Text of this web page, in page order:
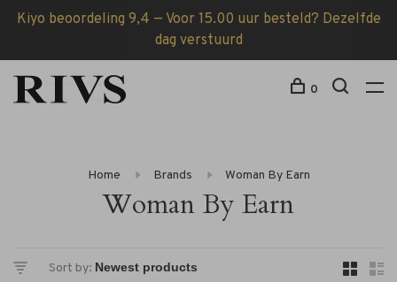
Kiyo beoordeling 9,4 — Voor 15.00 uur besteld? Dezelfde
dag verstuurd
0
Home Brands Woman By Earn
Woman By Earn
Sort by: